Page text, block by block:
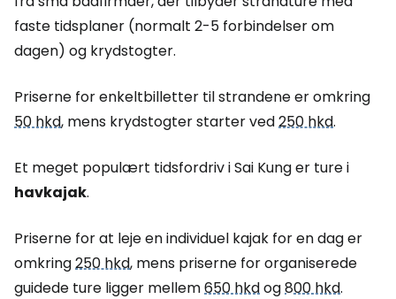
faste tidsplaner (normalt 2-5 forbindelser om
dagen) og krydstogter.
Priserne for enkeltbilletter til strandene er omkring
50 hkd, mens krydstogter starter ved250 hkd.
Et meget populært tidsfordriv i Sai Kung er ture i
havkajak.
Priserne for at leje en individuel kajak for en dag er
omkring250 hkd, mens priserne for organiserede
guidede ture ligger mellem650 hkdog800 hkd.